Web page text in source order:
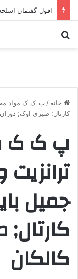
خانه / پ ک ک مواد
کارتال; صبری اوک; دوران
پ ک ک
جمیل
کالکان